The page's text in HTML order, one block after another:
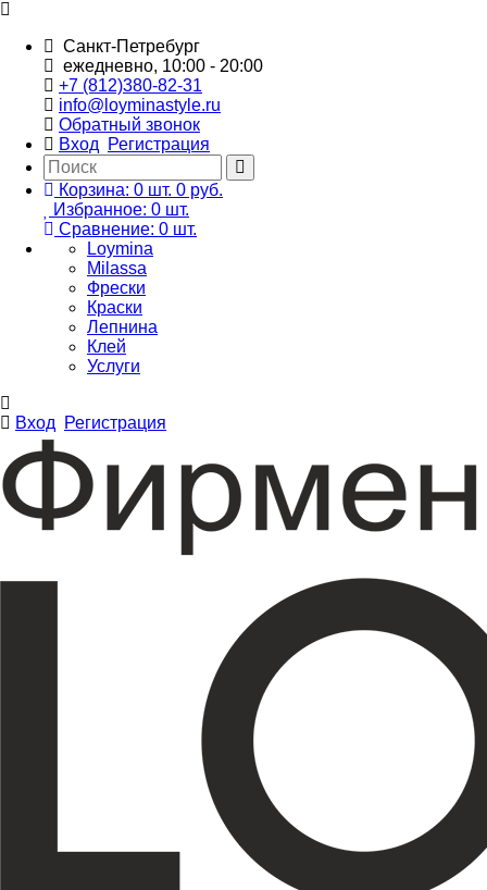
Санкт-Петребург
ежедневно, 10:00 - 20:00
+7 (812)380-82-31
info@loyminastyle.ru
Обратный звонок
Вход
Регистрация
Корзина: 0 шт. 0 руб.
Избранное: 0 шт.
Сравнение: 0 шт.
Loymina
Milassa
Фрески
Краски
Лепнина
Клей
Услуги
Вход Регистрация